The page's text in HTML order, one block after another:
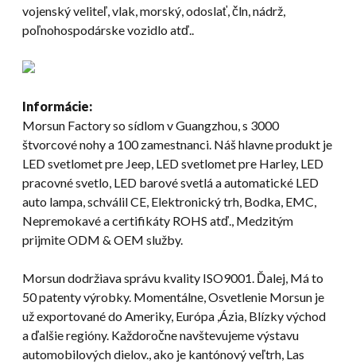
vojenský veliteľ, vlak, morský, odoslať, čln, nádrž,
poľnohospodárske vozidlo atď..
Informácie:
Morsun Factory so sídlom v Guangzhou, s 3000
štvorcové nohy a 100 zamestnanci. Náš hlavne produkt je
LED svetlomet pre Jeep, LED svetlomet pre Harley, LED
pracovné svetlo, LED barové svetlá a automatické LED
auto lampa, schválil CE, Elektronický trh, Bodka, EMC,
Nepremokavé a certifikáty ROHS atď., Medzitým
prijmite ODM & OEM služby.
Morsun dodržiava správu kvality ISO9001. Ďalej, Má to
50 patenty výrobky. Momentálne, Osvetlenie Morsun je
už exportované do Ameriky, Európa ,Ázia, Blízky východ
a ďalšie regióny. Každoročne navštevujeme výstavu
automobilových dielov., ako je kantónový veľtrh, Las